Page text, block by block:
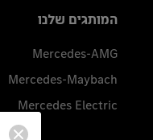
המותגים שלנו
Mercedes-AMG
Mercedes-Maybach
Mercedes Electric